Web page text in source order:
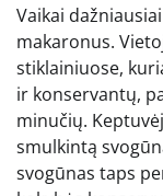
Vaikai
makaronus.
stiklainiuose,
ir konservantų,
minučių.
smulkintą
svogūnas taps